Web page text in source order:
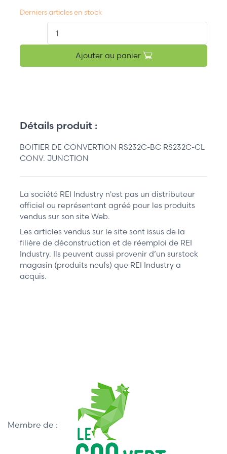
Derniers articles en stock
Ajouter au panier
Détails produit :
BOITIER DE CONVERTION RS232C-BC RS232C-CL
CONV. JUNCTION
La société REI Industry n'est pas un distributeur
officiel ou représentant agréé pour les produits
vendus sur son site Web.
Les articles vendus sur le site sont issus de la
filière de déconstruction et de réemploi de REI
Industry. Ils peuvent aussi provenir d’un surstock
magasin (produits neufs) que REI Industry a
acquis.
Membre de :